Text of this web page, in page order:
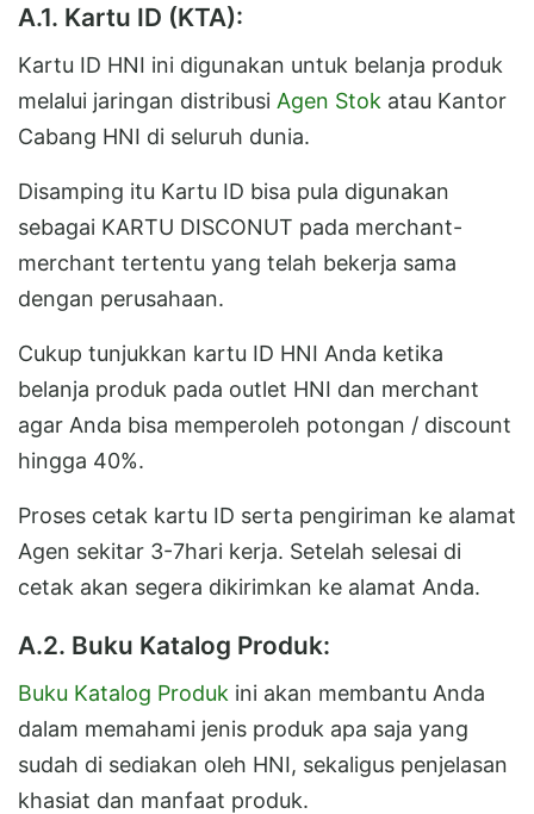
A.1. Kartu ID (KTA):
Kartu ID HNI ini digunakan untuk belanja produk
melalui jaringan distribusi Agen Stok atau Kantor
Cabang HNI di seluruh dunia.
Disamping itu Kartu ID bisa pula digunakan
sebagai KARTU DISCONUT pada merchant-
merchant tertentu yang telah bekerja sama
dengan perusahaan.
Cukup tunjukkan kartu ID HNI Anda ketika
belanja produk pada outlet HNI dan merchant
agar Anda bisa memperoleh potongan / discount
hingga 40%.
Proses cetak kartu ID serta pengiriman ke alamat
Agen sekitar 3-7hari kerja. Setelah selesai di
cetak akan segera dikirimkan ke alamat Anda.
A.2. Buku Katalog Produk:
Buku Katalog Produk ini akan membantu Anda
dalam memahami jenis produk apa saja yang
sudah di sediakan oleh HNI, sekaligus penjelasan
khasiat dan manfaat produk.